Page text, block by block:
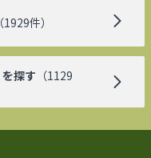
（1929件）
を探す （1129